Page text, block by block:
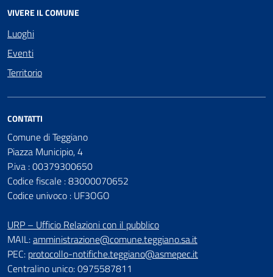
VIVERE IL COMUNE
Luoghi
Eventi
Territorio
CONTATTI
Comune di Teggiano
Piazza Municipio, 4
P.iva : 00379300650
Codice fiscale : 83000070652
Codice univoco : UF3OGO
URP – Ufficio Relazioni con il pubblico
MAIL:amministrazione@comune.teggiano.sa.it
PEC: protocollo-notifiche.teggiano@asmepec.it
Centralino unico: 0975587811